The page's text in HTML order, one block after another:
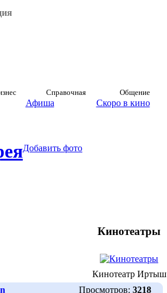
Справочная Общение
Афиша Скоро в кино
Добавить фото
Кинотеатры
Кинотеатр Иртыш
Просмотров: 3218